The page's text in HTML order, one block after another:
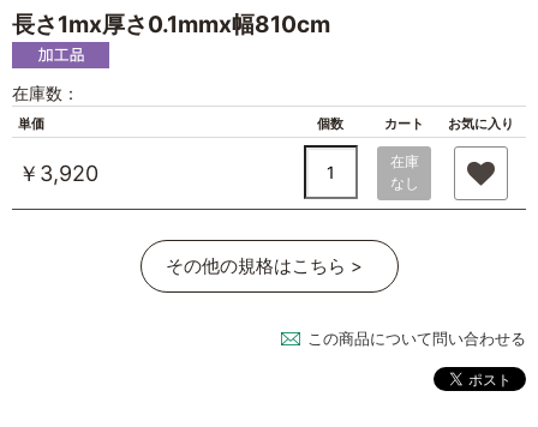
長さ1mx厚さ0.1mmx幅810cm
在庫数：
単価 個数 カート お気に入り
￥3,920
在庫
なし
その他の規格はこちら >
この商品について問い合わせる